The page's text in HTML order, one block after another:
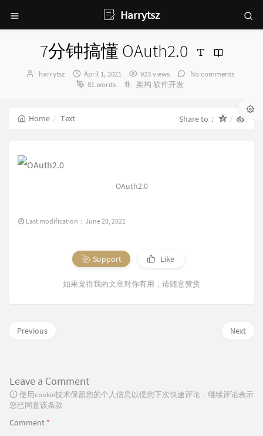
Harrytsz
7分钟搞懂 OAuth2.0
Author：
harrytsz
发
布
April 1, 2021 923 views
No comments
81 words
Categories：
架构 软件开发
Home Text Share to：
OAuth2.0
Last modification：June 20, 2021
Support Like
如果觉得我的文章对你有用，请随意赞赏
Next
Previous
Leave a Comment
使用cookie技术保留您的个人信息以便您下次快速评论，继续评论表示
您已同意该条款
Comment *